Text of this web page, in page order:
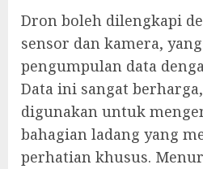
Dron boleh dilengkapi
sensor dan kamera,
pengumpulan data
Data ini sangat
digunakan untuk
bahagian ladang yang
perhatian khusus.